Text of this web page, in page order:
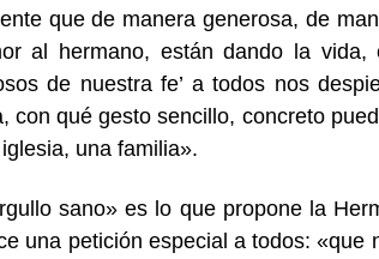
quede manera generosa, de
al hermano, están dando la
de nuestra fe’ a todos nos
con qué gesto sencillo, concreto
una familia».
sano» es lo que propone la
una petición especial a todos: